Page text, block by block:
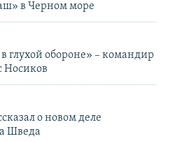
в Черном море
глухой обороне» – командир
Носиков
о новом деле
Шведа